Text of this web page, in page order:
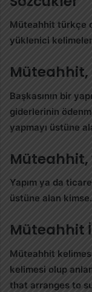
Müteahhit türkçe
yüklenici
Müteahhit,
Başkasının bir
giderlerinin
yapmayı üstüne
Müteahhit,
Yapım ya da
üstüne alan kimse.
Müteahhit
Müteahhit
kelimesi olup
that arranges to